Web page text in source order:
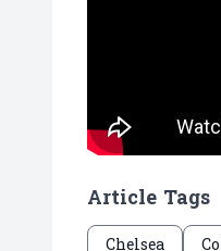
Article Tags
Chelsea